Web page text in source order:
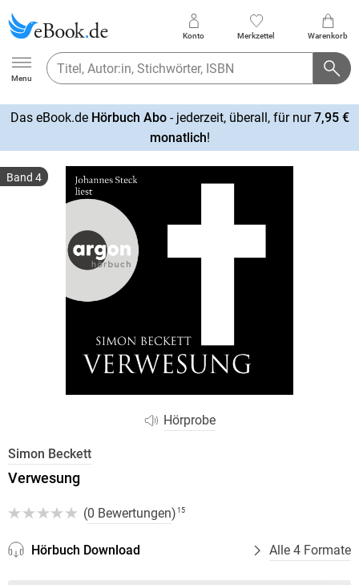
Ebook.de
Menu
Konto Merkzettel Warenkorb
Das eBook.de Hörbuch Abo- jederzeit, überall, für nur7,95 €
monatlich!
Hörprobe
Band 4
Simon Beckett
Verwesung
(0 Bewertungen) 15
Hörbuch Download Alle 4 Formate